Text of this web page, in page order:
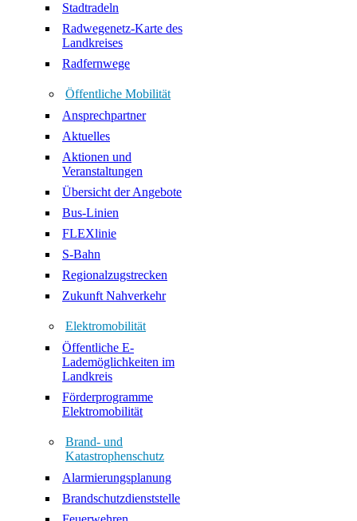
Stadtradeln
Radwegenetz-Karte des
Landkreises
Radfernwege
Öffentliche Mobilität
Ansprechpartner
Aktuelles
Aktionen und
Veranstaltungen
Übersicht der Angebote
Bus-Linien
FLEXlinie
S-Bahn
Regionalzugstrecken
Zukunft Nahverkehr
Elektromobilität
Öffentliche E-
Lademöglichkeiten im
Landkreis
Förderprogramme
Elektromobilität
Brand- und
Katastrophenschutz
Alarmierungsplanung
Brandschutzdienststelle